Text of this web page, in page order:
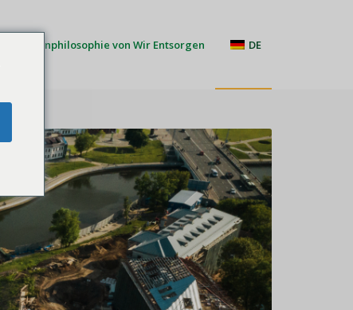
Firmenphilosophie von Wir Entsorgen DE